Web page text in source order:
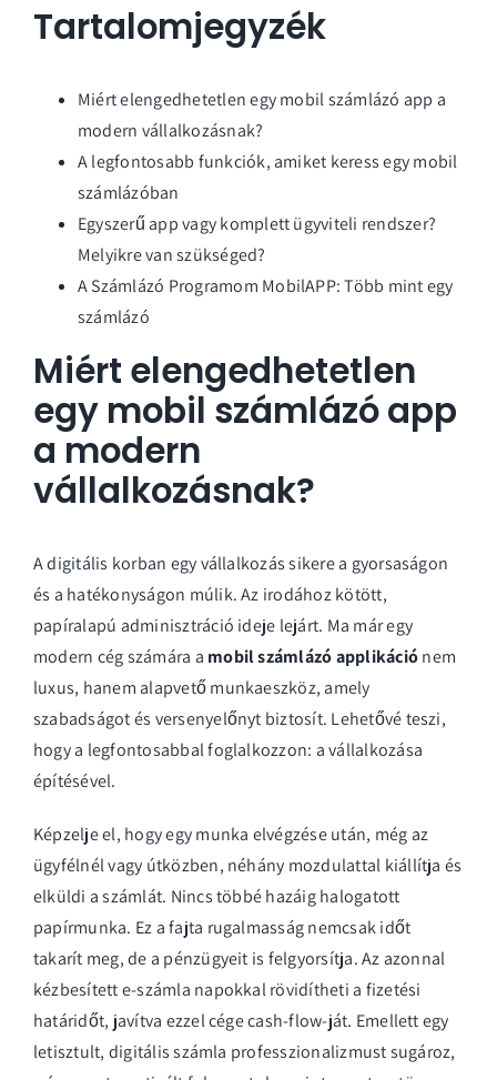
Tartalomjegyzék
Miért elengedhetetlen egy mobil számlázó app a
modern vállalkozásnak?
A legfontosabb funkciók, amiket keress egy mobil
számlázóban
Egyszerű app vagy komplett ügyviteli rendszer?
Melyikre van szükséged?
A Számlázó Programom MobilAPP: Több mint egy
számlázó
Miért elengedhetetlen
egy mobil számlázó app
a modern
vállalkozásnak?
A digitális korban egy vállalkozás sikere a gyorsaságon
és a hatékonyságon múlik. Az irodához kötött,
papíralapú adminisztráció ideje lejárt. Ma már egy
modern cég számára a mobil számlázó applikációnem
luxus, hanem alapvető munkaeszköz, amely
szabadságot és versenyelőnyt biztosít. Lehetővé teszi,
hogy a legfontosabbal foglalkozzon: a vállalkozása
építésével.
Képzelje el, hogy egy munka elvégzése után, még az
ügyfélnél vagy útközben, néhány mozdulattal kiállítja és
elküldi a számlát. Nincs többé hazáig halogatott
papírmunka. Ez a fajta rugalmasság nemcsak időt
takarít meg, de a pénzügyeit is felgyorsítja. Az azonnal
kézbesített e-számla napokkal rövidítheti a fizetési
határidőt, javítva ezzel cége cash-flow-ját. Emellett egy
letisztult, digitális számla professzionalizmust sugároz,